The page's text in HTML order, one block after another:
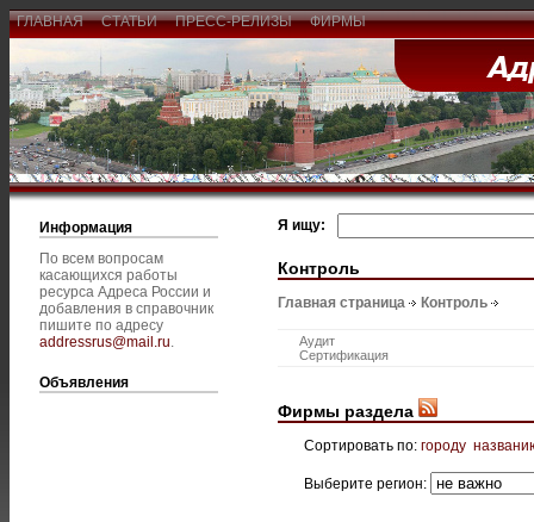
ГЛАВНАЯ СТАТЬИ ПРЕСС-РЕЛИЗЫ ФИРМЫ
Информация
По всем вопросам
касающихся работы
ресурса Адреса России и
добавления в справочник
пишите по адресу
addressrus@mail.ru.
Объявления
Я ищу:
Контроль
Главная страница Контроль
Аудит
Сертификация
Фирмы раздела
Сортировать по: городу
Выберите регион: